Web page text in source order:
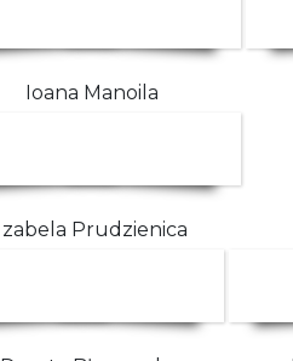
Ioana Manoila
Prudzienica